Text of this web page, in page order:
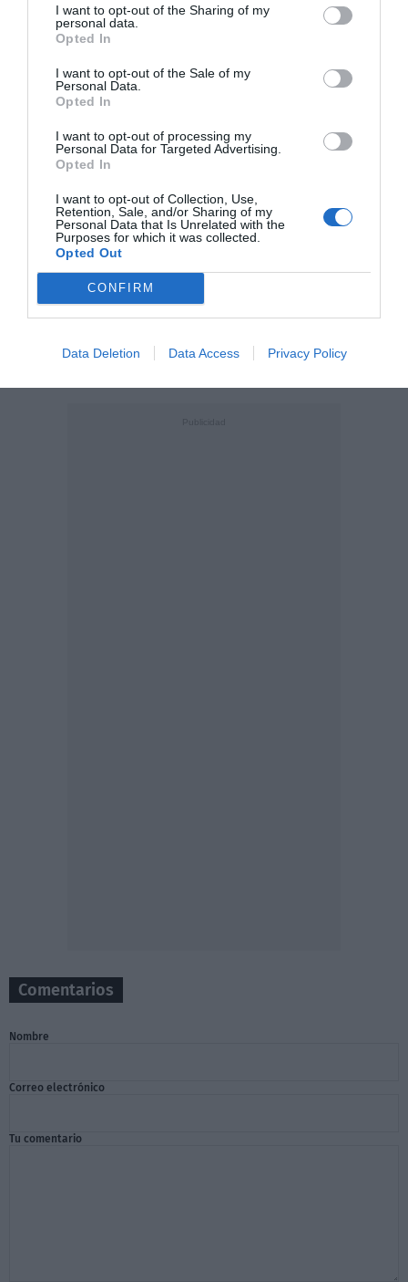
I want to opt-out of the Sharing of my
personal data.
Opted In
I want to opt-out of the Sale of my
Personal Data.
Opted In
I want to opt-out of processing my
Personal Data for Targeted Advertising.
Opted In
I want to opt-out of Collection, Use,
Retention, Sale, and/or Sharing of my
Personal Data that Is Unrelated with the
Purposes for which it was collected.
Opted Out
CONFIRM
Data Deletion Data Access Privacy Policy
4. Por último, tras todas estas pruebas se valorará y
decidirá, en una reunión multidisciplinar de todo el
equipo, si el paciente es apto para el tratamiento.​ El
está indicado para enfermos afectados de temblor
esencialy otro​s temblores susceptibles de tratamiento con
cirugía del tálamo
y posiblemente en tumores cerebrales,
neuropsiquiátricos.
Añadir
Google de forma gratuita
ACTIVAR AHORA
ESPAÑA DESTACADO
Comentarios
Nombre
Correo electrónico
Tu comentario